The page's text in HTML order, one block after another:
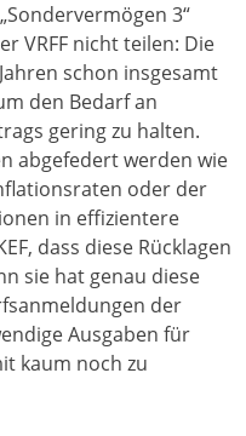
3“
VRFF nicht teilen: Die
schon insgesamt
den Bedarf an
gering zu halten.
abgefedert werden wie
oder der
in effizientere
dass diese Rücklagen
sie hat genau diese
der
Ausgaben für
kaum noch zu